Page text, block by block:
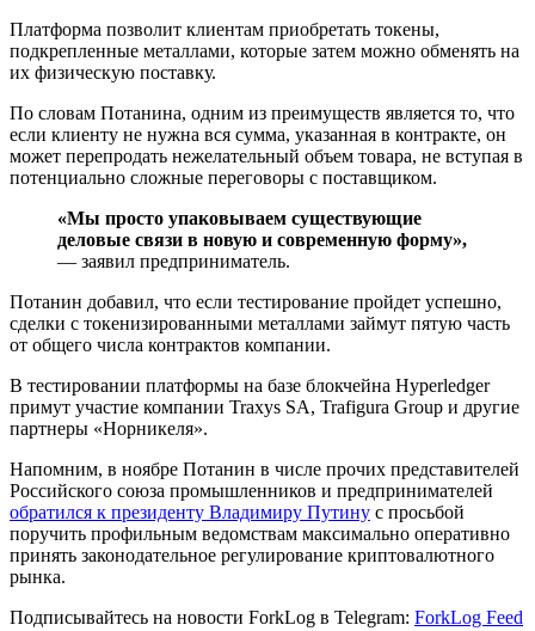
Платформа позволит клиентам приобретать токены,
подкрепленные металлами, которые затем можно обменять на
их физическую поставку.
По словам Потанина, одним из преимуществ является то, что
если клиенту не нужна вся сумма, указанная в контракте, он
может перепродать нежелательный объем товара, не вступая в
потенциально сложные переговоры с поставщиком.
«Мы просто упаковываем существующие
деловые связи в новую и современную форму»,
— заявил предприниматель.
Потанин добавил, что если тестирование пройдет успешно,
сделки с токенизированными металлами займут пятую часть
от общего числа контрактов компании.
В тестировании платформы на базе блокчейна Hyperledger
примут участие компании Traxys SA, Trafigura Group и другие
партнеры «Норникеля».
Напомним, в ноябре Потанин в числе прочих представителей
Российского союза промышленников и предпринимателей
обратился к президенту Владимиру Путину с просьбой
поручить профильным ведомствам максимально оперативно
принять законодательное регулирование криптовалютного
рынка.
Подписывайтесь на новости ForkLog в Telegram: ForkLog Feed